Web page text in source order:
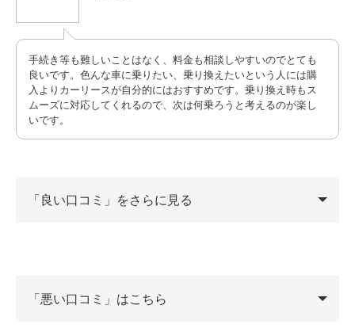
手続き等も難しいことはなく、料金も相談しやすいのでとても
良いです。色んな車に乗りたい、乗り換えたいという人には購
入よりカーリースが自分的にはおすすめです。乗り換え時もス
ムーズに対応してくれるので、次は何乗ろうと考えるのが楽し
いです。
「良い口コミ」をさらに見る
「悪い口コミ」はこちら